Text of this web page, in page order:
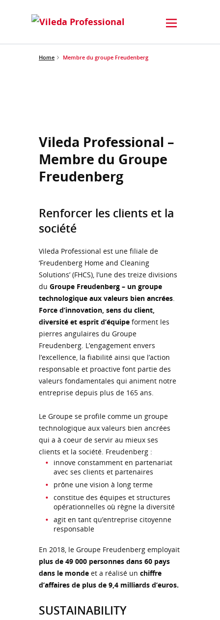
Home Membre du groupe Freudenberg
Vileda Professional –
Membre du Groupe
Freudenberg
Renforcer les clients et la
société
Vileda Professional est une filiale de
‘Freudenberg Home and Cleaning
Solutions’ (FHCS), l’une des treize divisions
du Groupe Freudenberg – un groupe
technologique aux valeurs bien ancrées
Force d’innovation, sens du client,
diversité et esprit d’équipe forment les
pierres angulaires du Groupe
Freudenberg. L’engagement envers
l’excellence, la fiabilité ainsi que l’action
responsable et proactive font partie des
valeurs fondamentales qui animent notre
entreprise depuis plus de 165 ans.
Le Groupe se profile comme un groupe
technologique aux valeurs bien ancrées
qui a à coeur de servir au mieux ses
clients et la société. Freudenberg :
innove constamment en partenariat
avec ses clients et partenaires
prône une vision à long terme
constitue des équipes et structures
opérationnelles où règne la diversité
agit en tant qu’entreprise citoyenne
responsable
En 2018, le Groupe Freudenberg employait
plus de 49 000 personnes dans 60 pays
dans le monde et a réalisé un chiffre
d’affaires de plus de 9,4 milliards d’euros.
SUSTAINABILITY